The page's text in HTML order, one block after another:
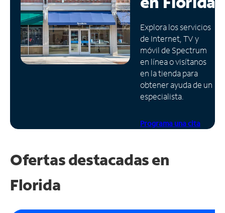
Administrar
cuenta
Encuentra
una
tienda
Explora los servicios
de Internet, TV y
móvil de Spectrum
en línea o visítanos
en la tienda para
obtener ayuda de un
especialista.
Programa una cita
Ofertas destacadas en
Florida